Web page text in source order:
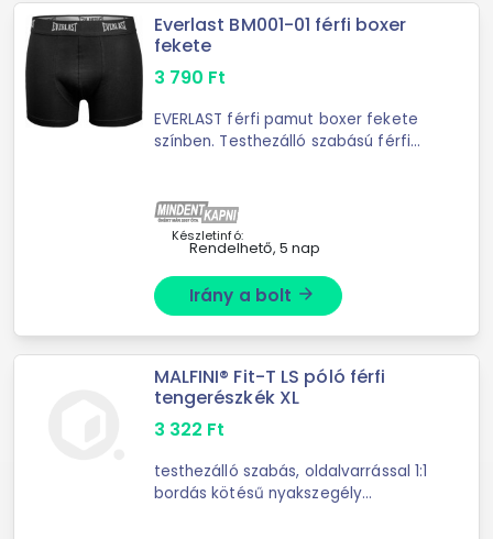
Everlast BM001-01 férfi boxer
fekete
3 790 Ft
EVERLAST férfi pamut boxer fekete
színben. Testhezálló szabású férfi
kényelmet.
Készletinfó:
Rendelhető, 5 nap
Irány a bolt arrow_forward
MALFINI® Fit-T LS póló férfi
tengerészkék XL
3 322 Ft
testhezálló szabás, oldalvarrással 1:1
bordás kötésű nyakszegély